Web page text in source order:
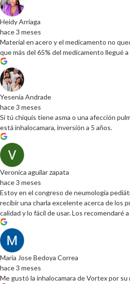
Heidy Arriaga
hace 3 meses
Material en acero y el medicamento no
que más del 65% del medicamento llegué
Yesenia Andrade
hace 3 meses
Si tú chiquis tiene asma o una afección
está inhalocamara, inversión a 5 años.
Veronica aguilar zapata
hace 3 meses
Estoy en el congreso de neumología
recibir una charla excelente acerca de los
calidad y lo fácil de usar. Los recomendaré
Maria Jose Bedoya Correa
hace 3 meses
Me gustó la inhalocamara de Vortex por su